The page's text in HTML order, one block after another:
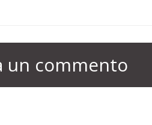
un commento